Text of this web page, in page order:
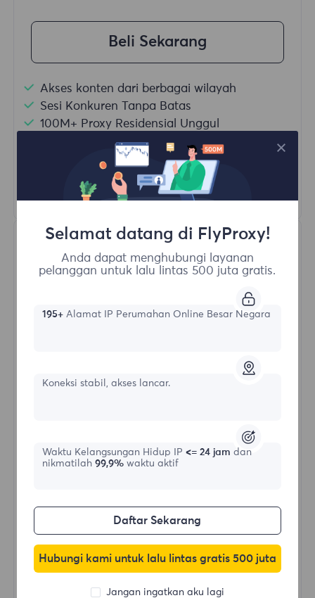
Beli Sekarang
Akses konten dari berbagai wilayah
Sesi Konkuren Tanpa Batas
100M+ Proxy Residensial Unggul
Rotasi Proxy Otomatis
HTTP(S)/SOCKS5
Pelajari Lebih Lanjut
Bentuk awal
Penggunaan Data Tanpa Batas
Penggunaan IP Tanpa Batas
Lebih dari 50 wilayah di seluruh dunia
Negara Acak
Selamat datang di FlyProxy!
Anda dapat menghubungi layanan
pelanggan untuk lalu lintas 500 juta gratis.
195+Alamat IP Perumahan Online Besar Negara
Koneksi stabil, akses lancar.
Waktu Kelangsungan Hidup IP <= 24 jam dan
nikmatilah 99,9%waktu aktif
Daftar Sekarang
Hubungi kami untuk lalu lintas gratis 500 juta
Jangan ingatkan aku lagi